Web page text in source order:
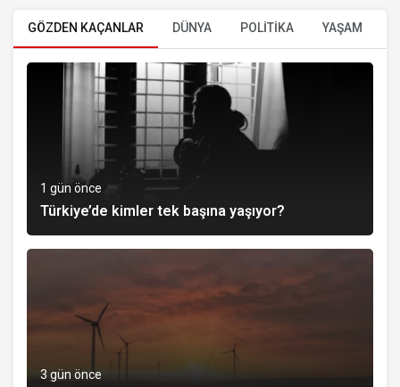
GÖZDEN KAÇANLAR DÜNYA POLİTİKA YAŞAM
1 gün önce
Türkiye’de kimler tek başına yaşıyor?
3 gün önce